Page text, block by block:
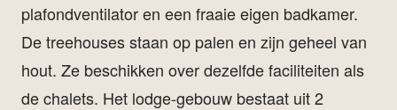
plafondventilator en een fraaie eigen badkamer.
De treehouses staan op palen en zijn geheel van
hout. Ze beschikken over dezelfde faciliteiten als
de chalets. Het lodge-gebouw bestaat uit 2